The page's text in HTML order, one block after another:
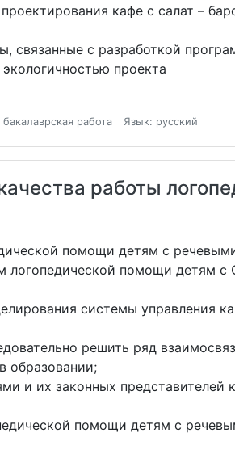
кафе с салат –
связанные с разработкой
проекта
работа Язык: русский
работы
помощи детям с
логопедической помощи детям с
системы управления
решить ряд
образовании;
и их законных представителей
помощи детям с